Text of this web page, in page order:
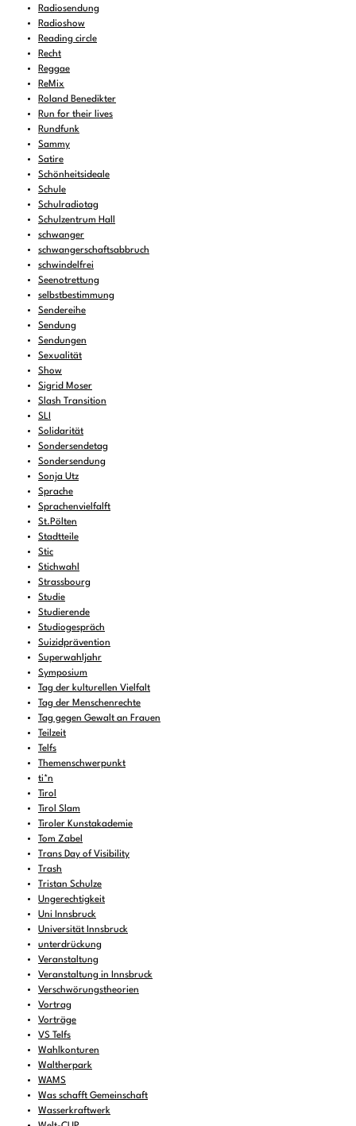
Radiosendung
Radioshow
Reading circle
Recht
Reggae
ReMix
Roland Benedikter
Run for their lives
Rundfunk
Sammy
Satire
Schönheitsideale
Schule
Schulradiotag
Schulzentrum Hall
schwanger
schwangerschaftsabbruch
schwindelfrei
Seenotrettung
selbstbestimmung
Sendereihe
Sendung
Sendungen
Sexualität
Show
Sigrid Moser
Slash Transition
SLI
Solidarität
Sondersendetag
Sondersendung
Sonja Utz
Sprache
Sprachenvielfalft
St.Pölten
Stadtteile
Stic
Stichwahl
Strassbourg
Studie
Studierende
Studiogespräch
Suizidprävention
Superwahljahr
Symposium
Tag der kulturellen Vielfalt
Tag der Menschenrechte
Tag gegen Gewalt an Frauen
Teilzeit
Telfs
Themenschwerpunkt
ti*n
Tirol
Tirol Slam
Tiroler Kunstakademie
Tom Zabel
Trans Day of Visibility
Trash
Tristan Schulze
Ungerechtigkeit
Uni Innsbruck
Universität Innsbruck
unterdrückung
Veranstaltung
Veranstaltung in Innsbruck
Verschwörungstheorien
Vortrag
Vorträge
VS Telfs
Wahlkonturen
Waltherpark
WAMS
Was schafft Gemeinschaft
Wasserkraftwerk